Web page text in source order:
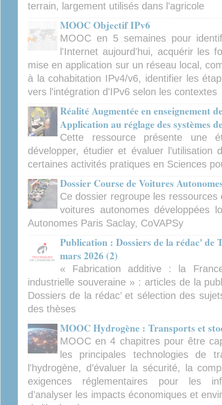
terrain, largement utilisés dans l’agricole
MOOC Objectif IPv6
MOOC en 5 semaines pour
l'Internet aujourd'hui, acquérir les
mise en application sur un réseau local,
à la cohabitation IPv4/v6, identifier les
vers l'intégration d'IPv6 selon les contextes
Réalité Augmentée en enseignement
Application au réglage des systèmes
Cette ressource présente une
développer, étudier et évaluer l’utilisation
certaines activités pratiques en Sciences
Dossier Course de Voitures
Ce dossier regroupe les
voitures autonomes développées
Autonomes Paris Saclay, CoVAPSy
Publication : Dossiers de la rédac' de
mars 2026 (2)
« Fabrication additive : la
industrielle souveraine » : articles de la
Dossiers de la rédac’ et sélection des
des thèses
MOOC Hydrogène : Transports et
MOOC en 4 chapitres pour être
les principales technologies de
l'hydrogène, d’évaluer la sécurité, la
exigences réglementaires pour les
d’analyser les impacts économiques et